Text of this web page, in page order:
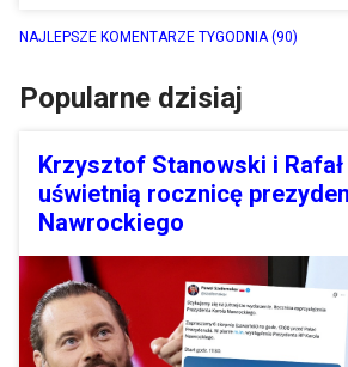
NAJLEPSZE KOMENTARZE TYGODNIA(90)
Popularne dzisiaj
Krzysztof Stanowski i
uświetnią rocznicę
Nawrockiego